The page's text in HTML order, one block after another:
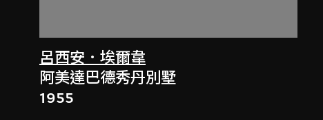
呂西安．埃爾韋
阿美達巴德秀丹別墅
1955